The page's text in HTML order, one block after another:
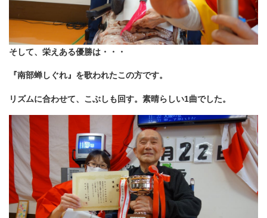
そして、栄えある優勝は・・・
『南部蝉しぐれ』を歌われたこの方です。
リズムに合わせて、こぶしも回す。素晴らしい1曲でした。